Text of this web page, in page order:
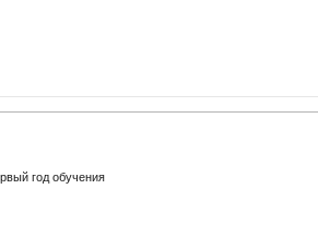
год обучения